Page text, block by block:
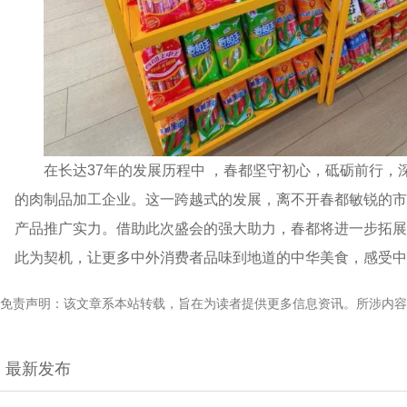
在长达37年的发展历程中 ，春都坚守初心，砥砺前行
的肉制品加工企业。这一跨越式的发展，离不开春都敏锐的
产品推广实力。借助此次盛会的强大助力，春都将进一步拓
此为契机，让更多中外消费者品味到地道的中华美食，感受
免责声明：该文章系本站转载，旨在为读者提供更多信息资讯。所涉内
最新发布